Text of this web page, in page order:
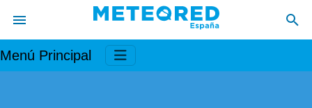
Menú Principal